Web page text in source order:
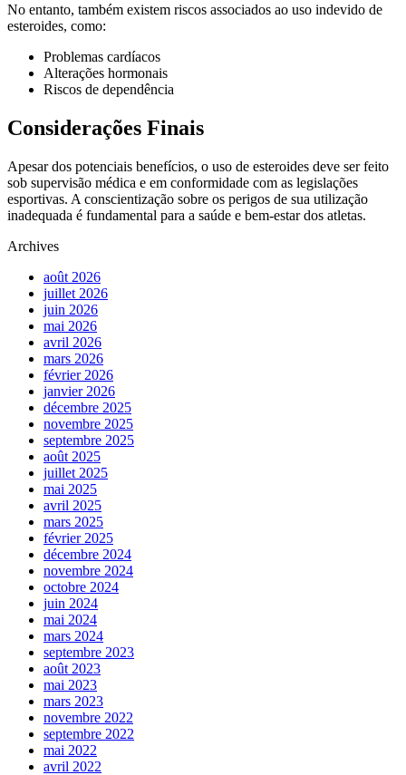
No entanto, também existem riscos associados ao uso indevido de
esteroides, como:
Problemas cardíacos
Alterações hormonais
Riscos de dependência
Considerações Finais
Apesar dos potenciais benefícios, o uso de esteroides deve ser feito
sob supervisão médica e em conformidade com as legislações
esportivas. A conscientização sobre os perigos de sua utilização
inadequada é fundamental para a saúde e bem-estar dos atletas.
Archives
août 2026
juillet 2026
juin 2026
mai 2026
avril 2026
mars 2026
février 2026
janvier 2026
décembre 2025
novembre 2025
septembre 2025
août 2025
juillet 2025
mai 2025
avril 2025
mars 2025
février 2025
décembre 2024
novembre 2024
octobre 2024
juin 2024
mai 2024
mars 2024
septembre 2023
août 2023
mai 2023
mars 2023
novembre 2022
septembre 2022
mai 2022
avril 2022